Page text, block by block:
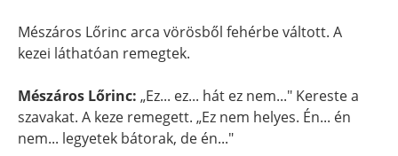
Mészáros Lőrinc arca vörösből fehérbe váltott. A
kezei láthatóan remegtek.
Mészáros Lőrinc: „Ez... ez... hát ez nem..." Kereste a
szavakat. A keze remegett. „Ez nem helyes. Én... én
nem... legyetek bátorak, de én..."